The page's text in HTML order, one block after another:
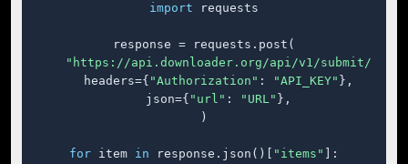
import requests
response = requests.post(
"https://api.downloader.org/api/v1/submit/"
    headers={
"Authorization" : "API_KEY" },
    json={
"url" : "URL" },
)
for item in response.json()[ "items" ]: